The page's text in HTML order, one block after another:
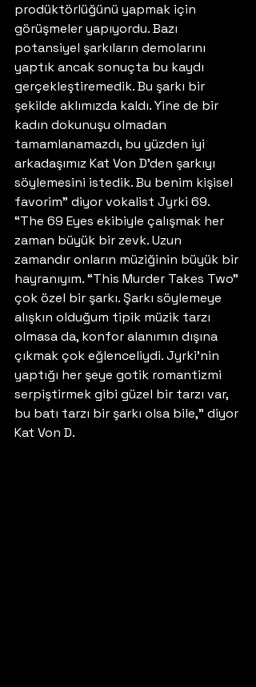
prodüktörlüğünü yapmak için
görüşmeler yapıyordu. Bazı
potansiyel şarkıların demolarını
yaptık ancak sonuçta bu kaydı
gerçekleştiremedik. Bu şarkı bir
şekilde aklımızda kaldı. Yine de bir
kadın dokunuşu olmadan
tamamlanamazdı, bu yüzden iyi
arkadaşımız Kat Von D’den şarkıyı
söylemesini istedik. Bu benim kişisel
favorim” diyor vokalist Jyrki 69.
“The 69 Eyes ekibiyle çalışmak her
zaman büyük bir zevk. Uzun
zamandır onların müziğinin büyük bir
hayranıyım. “This Murder Takes Two”
çok özel bir şarkı. Şarkı söylemeye
alışkın olduğum tipik müzik tarzı
olmasa da, konfor alanımın dışına
çıkmak çok eğlenceliydi. Jyrki’nin
yaptığı her şeye gotik romantizmi
serpiştirmek gibi güzel bir tarzı var,
bu batı tarzı bir şarkı olsa bile,” diyor
Kat Von D.